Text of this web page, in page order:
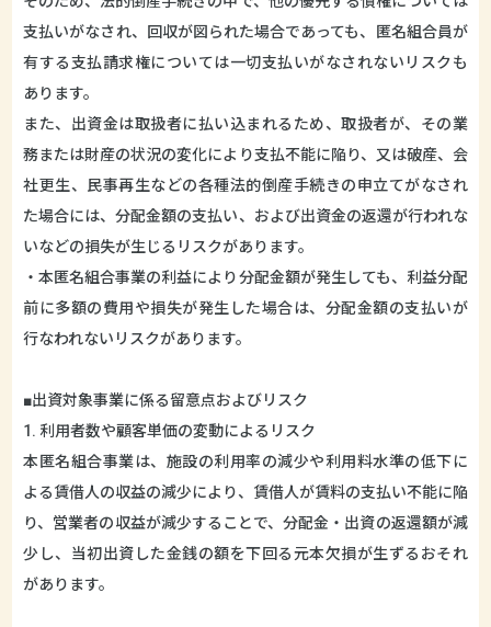
支払いがなされ、回収が図られた場合であっても、匿名組合員が
有する支払請求権については一切支払いがなされないリスクも
あります。
また、出資金は取扱者に払い込まれるため、取扱者が、その業
務または財産の状況の変化により支払不能に陥り、又は破産、会
社更生、民事再生などの各種法的倒産手続きの申立てがなされ
た場合には、分配金額の支払い、および出資金の返還が行われな
いなどの損失が生じるリスクがあります。
・本匿名組合事業の利益により分配金額が発生しても、利益分配
前に多額の費用や損失が発生した場合は、分配金額の支払いが
行なわれないリスクがあります。
■出資対象事業に係る留意点およびリスク
1. 利用者数や顧客単価の変動によるリスク
本匿名組合事業は、施設の利用率の減少や利用料水準の低下に
よる賃借人の収益の減少により、賃借人が賃料の支払い不能に陥
り、営業者の収益が減少することで、分配金・出資の返還額が減
少し、当初出資した金銭の額を下回る元本欠損が生ずるおそれ
があります。